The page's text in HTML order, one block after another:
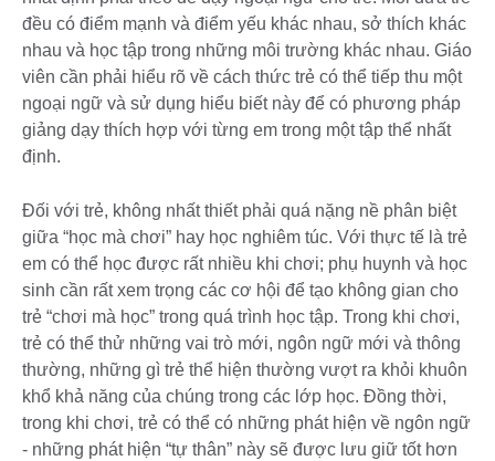
đều có điểm mạnh và điểm yếu khác nhau, sở thích khác
nhau và học tập trong những môi trường khác nhau. Giáo
viên cần phải hiểu rõ về cách thức trẻ có thể tiếp thu một
ngoại ngữ và sử dụng hiểu biết này để có phương pháp
giảng dạy thích hợp với từng em trong một tập thể nhất
định.
Đối với trẻ, không nhất thiết phải quá nặng nề phân biệt
giữa “học mà chơi” hay học nghiêm túc. Với thực tế là trẻ
em có thể học được rất nhiều khi chơi; phụ huynh và học
sinh cần rất xem trọng các cơ hội để tạo không gian cho
trẻ “chơi mà học” trong quá trình học tập. Trong khi chơi,
trẻ có thể thử những vai trò mới, ngôn ngữ mới và thông
thường, những gì trẻ thể hiện thường vượt ra khỏi khuôn
khổ khả năng của chúng trong các lớp học. Đồng thời,
trong khi chơi, trẻ có thể có những phát hiện về ngôn ngữ
- những phát hiện “tự thân” này sẽ được lưu giữ tốt hơn